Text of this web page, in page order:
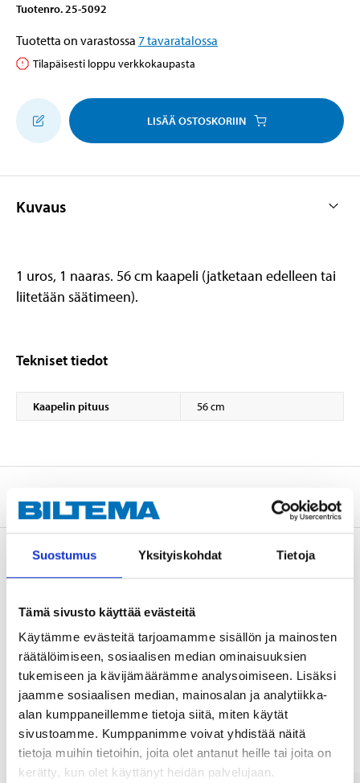
Suostumus Yksityiskohdat Tietoja
Tämä sivusto käyttää evästeitä
Käytämme evästeitä tarjoamamme sisällön ja mainosten
räätälöimiseen, sosiaalisen median ominaisuuksien
tukemiseen ja kävijämäärämme analysoimiseen. Lisäksi
jaamme sosiaalisen median, mainosalan ja analytiikka-
alan kumppaneillemme tietoja siitä, miten käytät
sivustoamme. Kumppanimme voivat yhdistää näitä
tietoja muihin tietoihin, joita olet antanut heille tai joita on
kerätty, kun olet käyttänyt heidän palvelujaan.
Tuotenro. 25-5092
Tuotetta on varastossa 7tavaratalossa
Tilapäisesti loppu verkkokaupasta
LISÄÄ OSTOSKORIIN
Kuvaus
1 uros, 1 naaras. 56 cm kaapeli (jatketaan edelleen tai
liitetään säätimeen).
Tekniset tiedot
Kaapelin pituus 56 cm
Tietoa valmistajasta
Osta verkosta ja nouda tavaratalosta jo 2 tunnin kuluttua!
LUE LISÄÄ
Muut asiakkaat ostivat myös